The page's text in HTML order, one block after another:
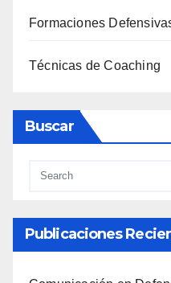
Formaciones
Técnicas de Coaching
Buscar
Publicaciones